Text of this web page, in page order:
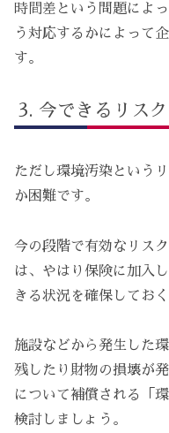
時間差という問題によ
う対応するかによって
す。
今できるリス
ただし環境汚染という
か困難です。
今の段階で有効なリス
は、やはり保険に加入
きる状況を確保してお
施設などから発生した
残したり財物の損壊が
について補償される「
検討しましょう。